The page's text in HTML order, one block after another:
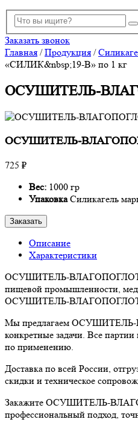
Заказать звонок
Главная /Продукция /
«СИЛИК&nbsp;19-В» по 1 кг
ОСУШИТЕЛЬ-
ОСУШИТЕЛЬ-
725 ₽
Вес: 1000 гр
Упаковка Силикагель
Заказать
Описание
Характеристики
ОСУШИТЕЛЬ-
пищевой промышленности,
ОСУШИТЕЛЬ-
Мы предлагаем ОСУШИТЕЛЬ-
конкретные задачи. Все
по применению.
Доставка по всей России,
скидки и техническое
Закажите ОСУШИТЕЛЬ-
профессиональный подход,